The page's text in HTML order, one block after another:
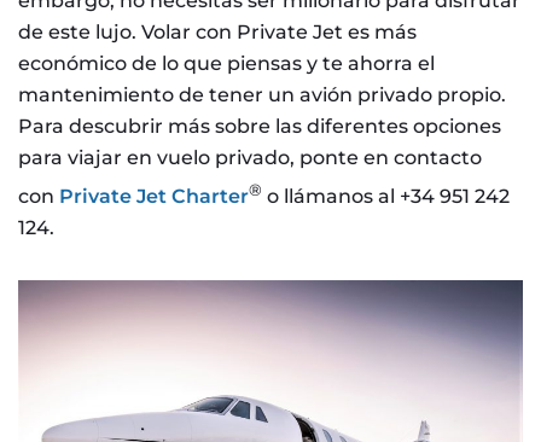
de este lujo. Volar con Private Jet es más
económico de lo que piensas y te ahorra el
mantenimiento de tener un avión privado propio.
Para descubrir más sobre las diferentes opciones
para viajar en vuelo privado, ponte en contacto
con Private Jet Charter®️ o llámanos al +34 951 242
124.